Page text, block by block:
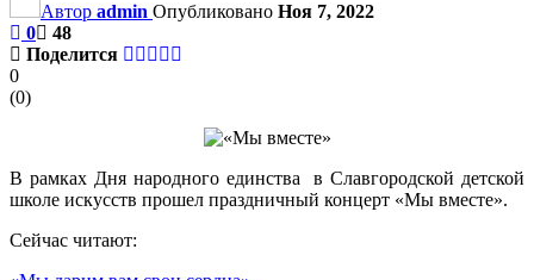
Автор admin Опубликовано Ноя 7, 2022
0
48
Поделится
0
(0)
В рамках Дня народного единства в Славгородской детской
школе искусств прошел праздничный концерт «Мы вместе».
Сейчас читают: